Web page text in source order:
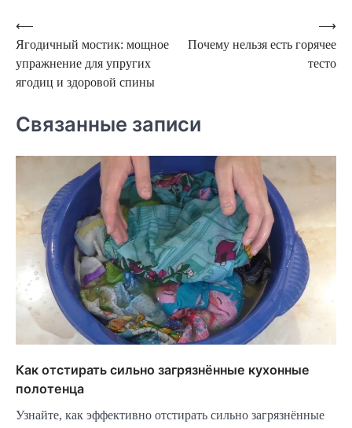
Навигация
по
записям
⟵
Ягодичный мостик: мощное
упражнение для упругих
ягодиц и здоровой спины
Почему нельзя есть горячее
тесто
⟶
Связанные записи
Как отстирать сильно загрязнённые кухонные
полотенца
Узнайте, как эффективно отстирать сильно загрязнённые